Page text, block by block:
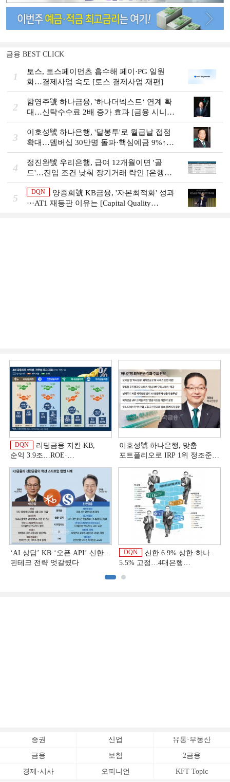
금융 BEST CLICK
1
토스, 토스페이먼츠 흡수해 페이·PG 일원
화…결제사업 속도 [토스 결제사업 재편]
2
함영주號 하나금융, '하나더넥스트‘ 연계 확
대…신탁수수료 2배 증가 효과 [금융 시니어
비즈니스 돋보기]
3
이호성號 하나은행, '달봉투'로 월급날 접점
확대…멤버십 30만명 돌파·핵심예금 9%↑
[은행권 머니무브 대응 전략]
4
정진완號 우리은행, 급여 12개월이면 '골
드'…진입 조건 낮춰 장기거래 락인 [은행권
머니무브 대응 전략]
5
DQN
양종희號 KB금융, '자본최적화' 성과
···AT1 재등판 이유는 [Capital Quality
DQN
리딩금융 지킨 KB,
순익 3.9조…ROE·
상반기 금융 리그테이블]
이호성號 하나은행, 맞춤
포트폴리오로 IRP 1위 정조준
‘AI 상담’ KB·‘오픈 API’ 신한…
핀테크 전략 엇갈렸다
DQN
신한 6.9% 상한·하나
5.5% 고정…4대은행
증권 산업 유통·부동산
금융 보험 2금융
경제·시사 오피니언 KFT Topic